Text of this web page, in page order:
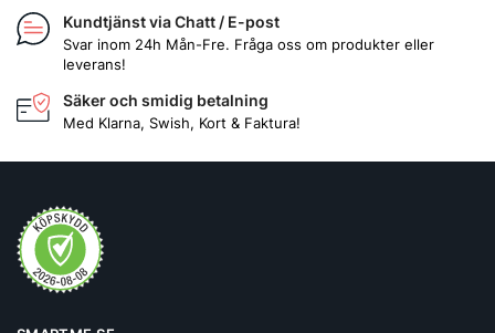
Kundtjänst via Chatt / E-post
Svar inom 24h Mån-Fre. Fråga oss om produkter eller
leverans!
Säker och smidig betalning
Med Klarna, Swish, Kort & Faktura!